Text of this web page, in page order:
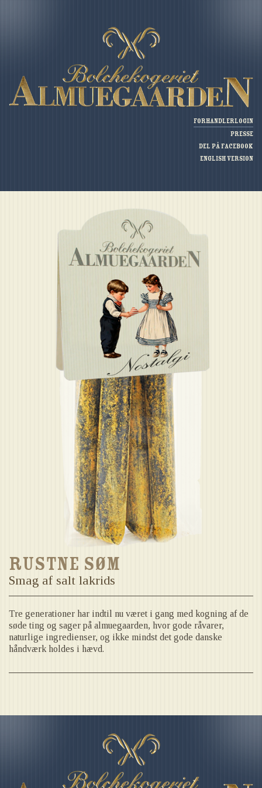
Forhandlerlogin
Presse
Del på Facebook
English version
Rustne Søm
Smag af salt lakrids
Tre generationer har indtil nu været i gang med kogning af de
søde ting og sager på almuegaarden, hvor gode råvarer,
naturlige ingredienser, og ikke mindst det gode danske
håndværk holdes i hævd.